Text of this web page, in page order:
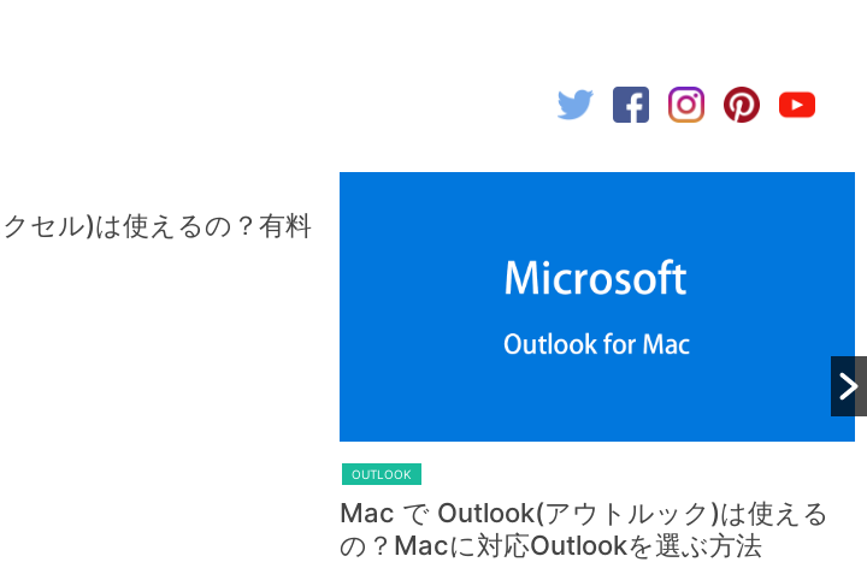
セル)は使えるの？有料
OUTLOOK
Mac で Outlook(アウトルック)は使える
の？Macに対応Outlookを選ぶ方法